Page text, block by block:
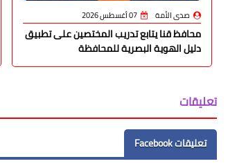
صدى الأمة 07 أغسطس 2026
محافظ قنا يتابع تدريب المختصين على تطبيق
دليل الهوية البصرية للمحافظة
تعليقات
تعليقات Facebook